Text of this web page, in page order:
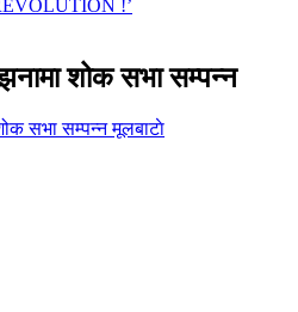
शोक सभा सम्पन्न
मूलबाटाे